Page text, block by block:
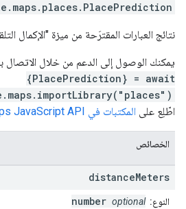
. PlacePrediction
نتائج العبارات المقترَحة من ميزة "الإكمال
يمكنك الوصول إلى الدعم من خلال الاتصال
{PlacePrediction} = await
اطّلِع على المكتبات في Maps JavaScript API
الخصائص
distanceMeters
النوع: number optional